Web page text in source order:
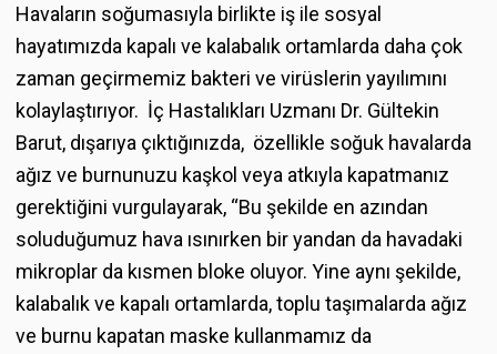
Havaların soğumasıyla birlikte iş ile sosyal
hayatımızda kapalı ve kalabalık ortamlarda daha çok
zaman geçirmemiz bakteri ve virüslerin yayılımını
kolaylaştırıyor. İç Hastalıkları Uzmanı Dr. Gültekin
Barut, dışarıya çıktığınızda, özellikle soğuk havalarda
ağız ve burnunuzu kaşkol veya atkıyla kapatmanız
gerektiğini vurgulayarak, “Bu şekilde en azından
soluduğumuz hava ısınırken bir yandan da havadaki
mikroplar da kısmen bloke oluyor. Yine aynı şekilde,
kalabalık ve kapalı ortamlarda, toplu taşımalarda ağız
ve burnu kapatan maske kullanmamız da